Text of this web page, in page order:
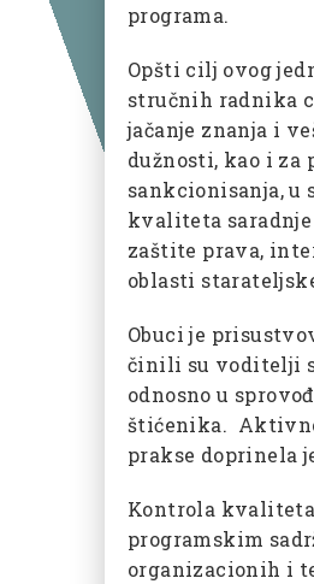
programa.
Opšti cilj ovog
stručnih radnika
jačanje znanja i
dužnosti, kao i
sankcionisanja, u
kvaliteta
zaštite prava,
oblasti
Obuci je
činili su voditelji
odnosno u
štićenika.
prakse doprinela
Kontrola
programskim
organizacionih i